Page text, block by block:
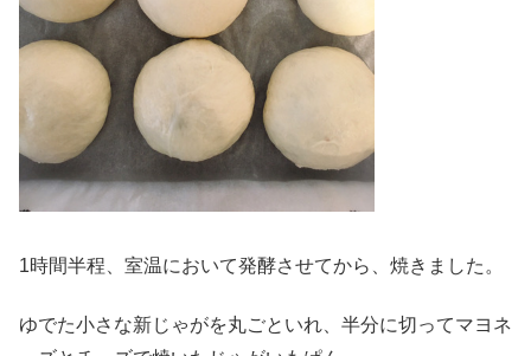
1時間半程、室温において発酵させてから、焼きました。
ゆでた小さな新じゃがを丸ごといれ、半分に切ってマヨネ